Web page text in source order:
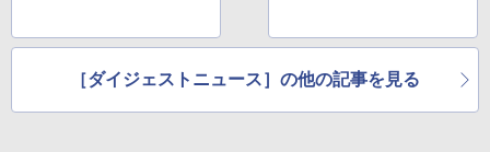
［ダイジェストニュース］の他の記事を見る